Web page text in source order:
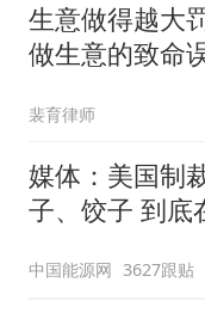
生意做得越大
做生意的致命
裴育律师
媒体：美国制
子、饺子 到底
中国能源网 3627跟贴